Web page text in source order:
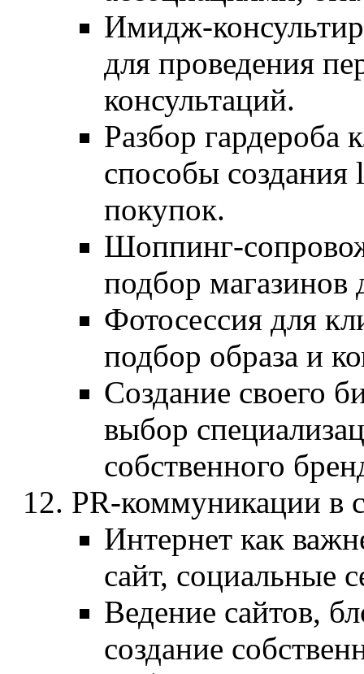
Имидж-
для проведения
консультаций.
Разбор гардероба
способы создания
покупок.
Шоппинг-
подбор
Фотосессия для
подбор образа и
Создание своего
выбор
собственного
PR-коммуникации в
Интернет как
сайт, социальные
Ведение сайтов,
создание